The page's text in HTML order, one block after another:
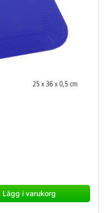
Lägg i varukorg